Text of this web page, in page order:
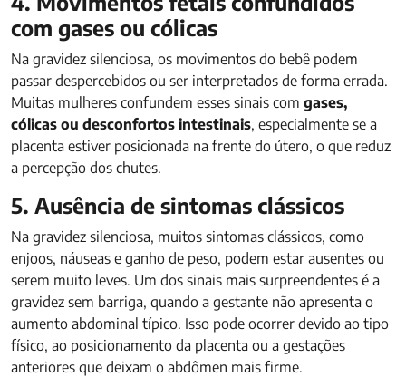
com gases ou cólicas
Na gravidez silenciosa, os movimentos do bebê podem
passar despercebidos ou ser interpretados de forma errada.
Muitas mulheres confundem esses sinais com gases,
cólicas ou desconfortos intestinais, especialmente se a
placenta estiver posicionada na frente do útero, o que reduz
a percepção dos chutes.
5. Ausência de sintomas clássicos
Na gravidez silenciosa, muitos sintomas clássicos, como
enjoos, náuseas e ganho de peso, podem estar ausentes ou
serem muito leves. Um dos sinais mais surpreendentes é a
gravidez sem barriga, quando a gestante não apresenta o
aumento abdominal típico. Isso pode ocorrer devido ao tipo
físico, ao posicionamento da placenta ou a gestações
anteriores que deixam o abdômen mais firme.